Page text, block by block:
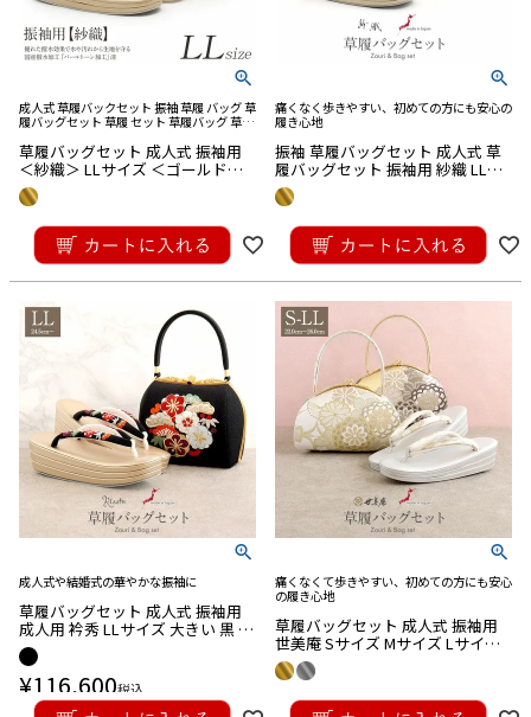
成人式 草履バックセット 振袖 草履 バッグ 草
履バッグセット 草履 セット 草履バッグ 草履
ト バック草履 成人式草履バック
草履バッグセット 成人式 振袖用
＜紗織＞ LLサイズ ＜ゴールド／
重ね華紋＞ 日本製 西陣織正絹
27,500税込
痛くなく歩きやすい、初めての方にも安心の
履き心地
振袖 草履バッグセット 成人式 草
履バッグセット 振袖用 紗織 LLサ
イズ 大きい 金 西陣織 正絹帯地 花
七宝 2の3枚芯 日本製 パールトー
ン加工
33,000税込
成人式や結婚式の華やかな振袖に
草履バッグセット 成人式 振袖用
成人用 衿秀 LLサイズ 大きい 黒 金
松竹梅 金駒刺繍 正絹 ちりめん 牛
革 3枚芯 特殊防汚加工 シルクガー
ド 日本製
¥116,600税込
痛くなくて歩きやすい、初めての方にも安心
の履き心地
草履バッグセット 成人式 振袖用
世美庵 Sサイズ Mサイズ Lサイズ
LLサイズ 万寿菊 桜 振袖帯地 3枚
芯 日本製
49,500税込